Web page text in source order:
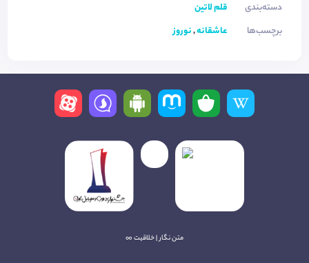
دسته‌بندی
قلم لاتین
برچسب‌ها
عاشقانه,نوروز
متن نگار | خلاقیت ∞